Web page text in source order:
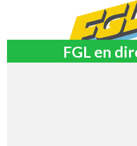
FGL en